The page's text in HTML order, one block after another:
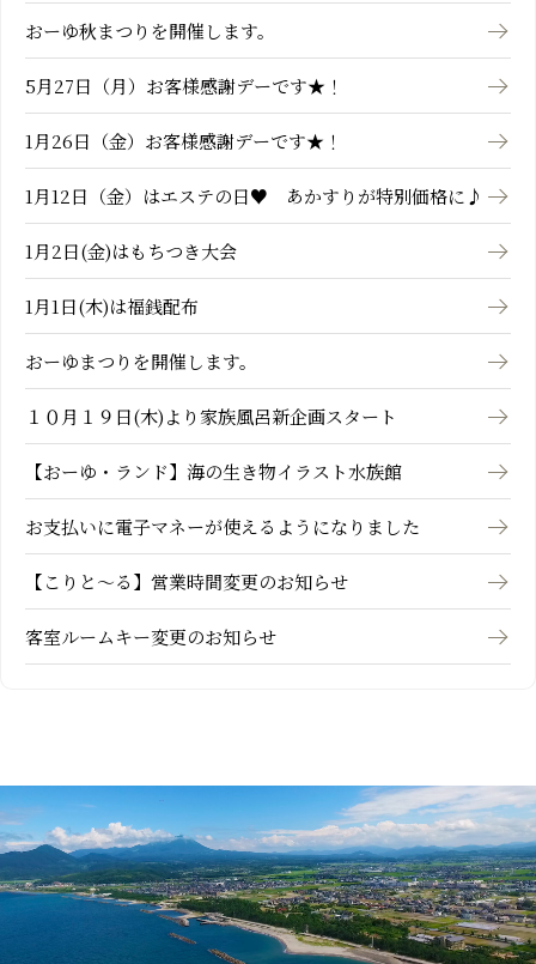
おーゆ秋まつりを開催します。
5月27日（月）お客様感謝デーです★！
1月26日（金）お客様感謝デーです★！
1月12日（金）はエステの日♥ あかすりが特別価格に♪
1月2日(金)はもちつき大会
1月1日(木)は福銭配布
おーゆまつりを開催します。
１０月１９日(木)より家族風呂新企画スタート
【おーゆ・ランド】海の生き物イラスト水族館
お支払いに電子マネーが使えるようになりました
【こりと～る】営業時間変更のお知らせ
客室ルームキー変更のお知らせ